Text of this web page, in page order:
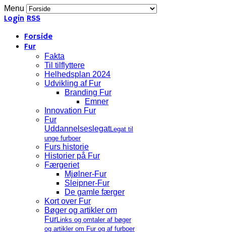
Menu
Login RSS
Forside
Fur
Fakta
Til tilflyttere
Helhedsplan 2024
Udvikling af Fur
Branding Fur
Emner
Innovation Fur
Fur
UddannelseslegatLegat til
unge furboer
Furs historie
Historier på Fur
Færgeriet
Mjølner-Fur
Sleipner-Fur
De gamle færger
Kort over Fur
Bøger og artikler om
FurLinks og omtaler af bøger
og artikler om Fur og af furboer